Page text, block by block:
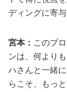
ディングに寄
宮本： このプ
ンは、何より
ハさんと一緒
らこそ、もっ